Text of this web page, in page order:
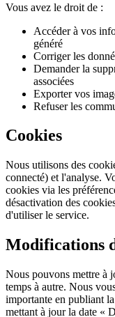
Vous avez le droit de :
Accéder à vos
généré
Corriger les
Demander la
associées
Exporter vos
Refuser les
Cookies
Nous utilisons des
connecté) et l'analyse.
cookies via les
désactivation des
d'utiliser le service.
Modifications
Nous pouvons mettre à
temps à autre. Nous
importante en publiant
mettant à jour la date «